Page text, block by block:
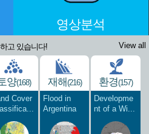
영상분석
고 있습니다! View all
양(168)
Cover
재해(216)
Flood in
Argentina
환경(157)
Developme
nt of a Wi...